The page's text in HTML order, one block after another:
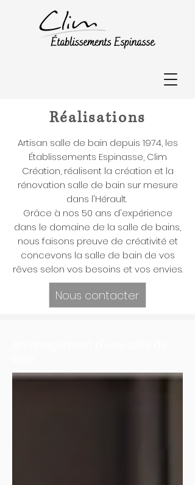
Réalisations
Artisan salle de bain depuis 1974, les
Établissements Espinasse, Clim
Création, réalisent la création et la
rénovation salle de bain sur mesure
dans l'Hérault.
Grâce à nos 50 ans d'expérience
dans le domaine de la salle de bains,
nous faisons preuve de créativité et
concevons la salle de bain de vos
rêves selon vos besoins et vos envies.
Nous contacter